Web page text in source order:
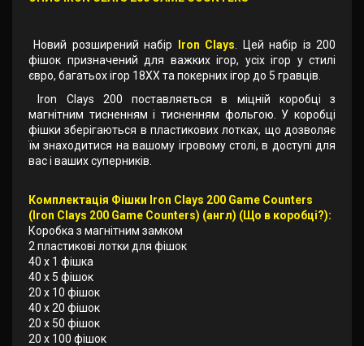
Новий розширений набір Iron Clays . Цей набір із 200
фішок призначений для важких ігор, усіх ігор у стилі
євро, багатьох ігор 18XX та покерних ігор до 5 гравців.
Iron Clays 200 поставляється в міцній коробці з
магнітним тисненням і тисненням фольгою. У коробці
фішки зберігаються в пластикових лотках, що дозволяє
їм знаходитися на вашому ігровому столі, в доступі для
вас і ваших суперників.
Комплектація Фішки Iron Clays 200 Game Counters
(Iron Clays 200 Game Counters) (англ) (Що в коробці?):
Коробка з магнітним замком
2 пластикові лотки для фішок
40 х 1 фішка
40 х 5 фішок
20 х 10 фішок
40 х 20 фішок
20 х 50 фішок
20 х 100 фішок